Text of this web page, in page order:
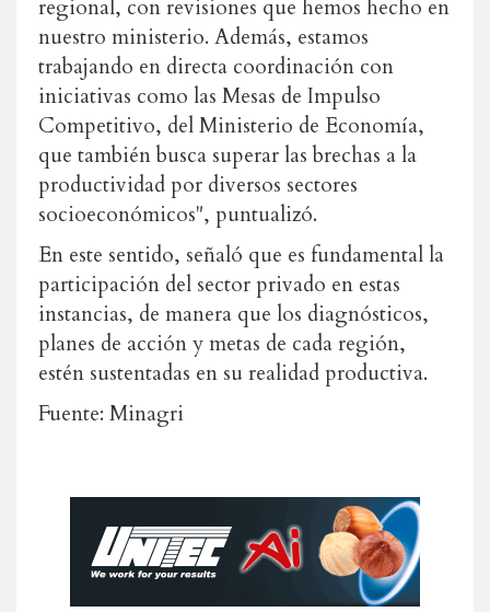
regional, con revisiones que hemos hecho en
nuestro ministerio. Además, estamos
trabajando en directa coordinación con
iniciativas como las Mesas de Impulso
Competitivo, del Ministerio de Economía,
que también busca superar las brechas a la
productividad por diversos sectores
socioeconómicos", puntualizó.
En este sentido, señaló que es fundamental la
participación del sector privado en estas
instancias, de manera que los diagnósticos,
planes de acción y metas de cada región,
estén sustentadas en su realidad productiva.
Fuente: Minagri